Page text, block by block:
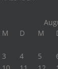
M
D M
3
4 5